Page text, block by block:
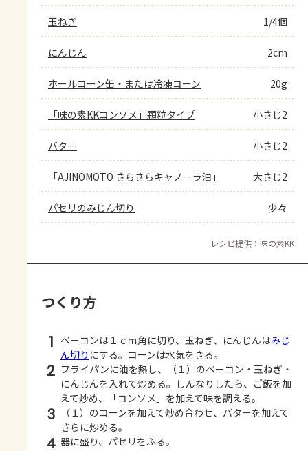
玉ねぎ 1/4個
にんじん 2cm
ホールコーン缶・または冷凍コーン 20g
「味の素KKコンソメ」顆粒タイプ 小さじ2
バター 小さじ2
「AJINOMOTO さらさらキャノーラ油」 大さじ2
パセリのみじん切り 少々
レシピ提供：味の素KK
つくり方
1 ベーコンは１ｃｍ角に切り、玉ねぎ、にんじんはみじ
ん切り にする。コーンは水気をきる。
2 フライパンに油を熱し、（１）のベーコン・玉ねぎ・
にんじんを入れて炒める。しんなりしたら、ご飯を加
えて炒め、「コンソメ」を加えて味を調える。
3
（１）のコーンを加えて炒め合わせ、バターを加えて
さらに炒める。
4 器に盛り、パセリをふる。